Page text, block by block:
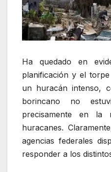
Ha quedado en
planificación y el
un huracán intenso,
borincano no
precisamente en
huracanes.
agencias federales
responder a los